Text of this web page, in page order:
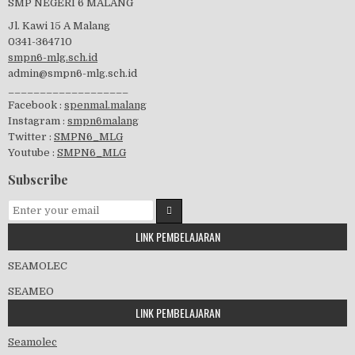
Perayaan HUT RI-74
visitasi PPK 2019
GSF 2019
SMP NEGERI 6 MALANG
Jl. Kawi 15 A Malang
0341-364710
smpn6-mlg.sch.id
admin@smpn6-mlg.sch.id
Facebook : spenmal.malang
Instagram : smpn6malang
Twitter : SMPN6_MLG
Youtube : SMPN6_MLG
Subscribe
LINK PEMBELAJARAN
SEAMOLEC
SEAMEO
LINK PEMBELAJARAN
Seamolec